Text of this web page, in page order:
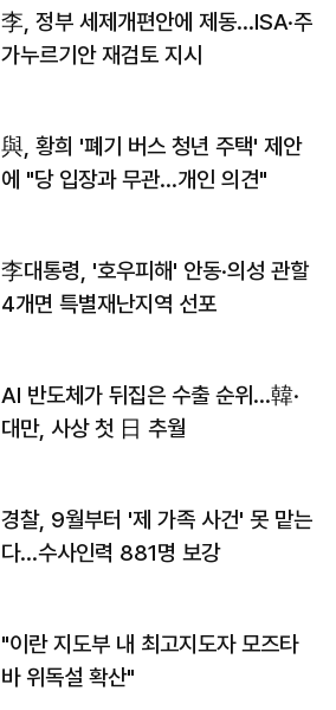
李, 정부 세제개편안에 제동…ISA·주
가누르기안 재검토 지시
與, 황희 '폐기 버스 청년 주택' 제안
에 "당 입장과 무관…개인 의견"
李대통령, '호우피해' 안동·의성 관할
4개면 특별재난지역 선포
AI 반도체가 뒤집은 수출 순위…韓·
대만, 사상 첫 日 추월
경찰, 9월부터 '제 가족 사건' 못 맡는
다…수사인력 881명 보강
"이란 지도부 내 최고지도자 모즈타
바 위독설 확산"